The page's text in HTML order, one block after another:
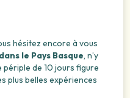
hésitez encore à vous
le Pays Basque, n’y
périple de 10 jours figure
plus belles expériences